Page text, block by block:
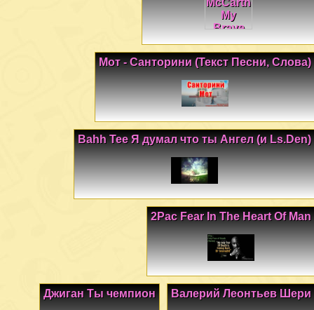
Мот - Санторини (Текст Песни, Слова)
Bahh Tee Я думал что ты Ангел (и Ls.Den)
2Pac Fear In The Heart Of Man
Валерий Леонтьев Шери
Джиган Ты чемпион